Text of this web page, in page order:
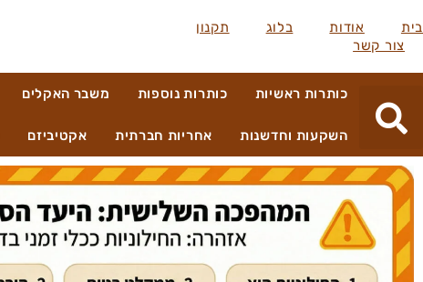
בית אודות בלוג
תקנון
צור קשר
כותרות ראשיות כותרות נוספות משבר האקלים
השקעות וחדשנות אחריות חברתית אקטיביזם